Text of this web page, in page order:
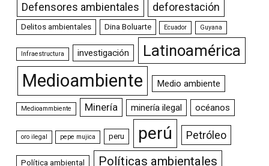
Defensores ambientales deforestación
Delitos ambientales Dina Boluarte Ecuador Guyana
Infraestructura investigación Latinoamérica
Medioambiente Medio ambiente
Medioammbiente Minería minería ilegal océanos
oro ilegal pepe mujica peru perú Petróleo
Política ambiental Políticas ambientales